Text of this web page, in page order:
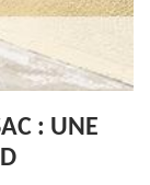
: UNE